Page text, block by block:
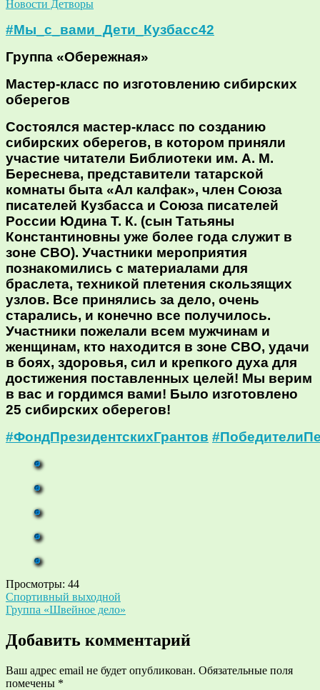
Новости Детворы
#Мы_с_вами_Дети_Кузбасс42
Группа «Обережная»
Мастер-класс по изготовлению сибирских
оберегов
Состоялся мастер-класс по созданию
сибирских оберегов, в котором приняли
участие читатели Библиотеки им. А. М.
Береснева, представители татарской
комнаты быта «Ал калфак», член Союза
писателей Кузбасса и Союза писателей
России Юдина Т. К. (сын Татьяны
Константиновны уже более года служит в
зоне СВО). Участники мероприятия
познакомились с материалами для
браслета, техникой плетения скользящих
узлов. Все принялись за дело, очень
старались, и конечно все получилось.
Участники пожелали всем мужчинам и
женщинам, кто находится в зоне СВО, удачи
в боях, здоровья, сил и крепкого духа для
достижения поставленных целей! Мы верим
в вас и гордимся вами! Было изготовлено
25 сибирских оберегов!
#ФондПрезидентскихГрантов
Просмотры: 44
Навигация
по
записям
Спортивный выходной
Группа «Швейное дело»
Добавить комментарий
Ваш адрес email не будет опубликован. Обязательные поля
помечены *